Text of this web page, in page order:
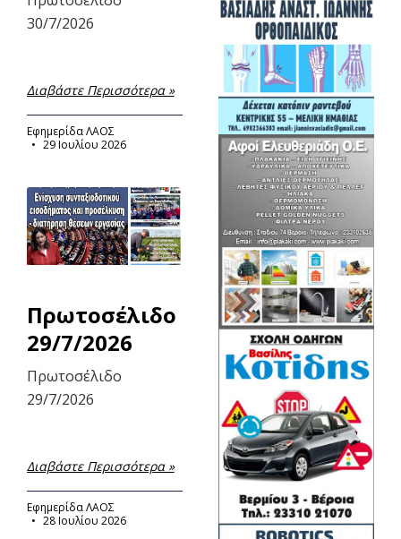
30/7/2026
Διαβάστε Περισσότερα »
Εφημερίδα ΛΑΟΣ
29 Ιουλίου 2026
Πρωτοσέλιδο
29/7/2026
Πρωτοσέλιδο
29/7/2026
Διαβάστε Περισσότερα »
Εφημερίδα ΛΑΟΣ
28 Ιουλίου 2026